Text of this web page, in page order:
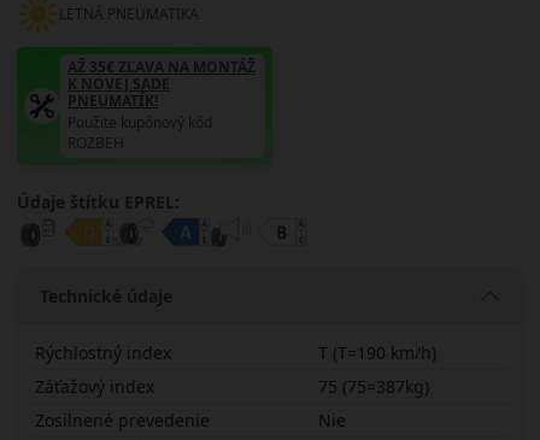
LETNÁ PNEUMATIKA
AŽ 35€ ZĽAVA NA MONTÁŽ
K NOVEJ SADE
PNEUMATÍK!
Použite kupónový kód
ROZBEH
Údaje štítku EPREL:
Technické údaje
Rýchlostný index
T (T=190 km/h)
Záťažový index
75 (75=387kg)
Zosilnené prevedenie
Nie